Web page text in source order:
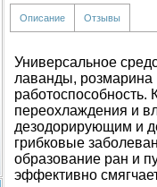
Описание Отзывы
Универсальное
лаванды, розмарина
переохлаждения и
дезодорирующим и
грибковые
образование ран и
эффективно